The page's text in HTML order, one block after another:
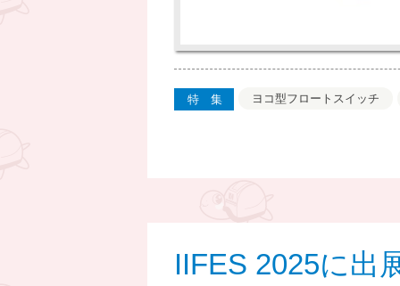
特集 ヨコ型フロートスイッチ
IIFES 2025に出